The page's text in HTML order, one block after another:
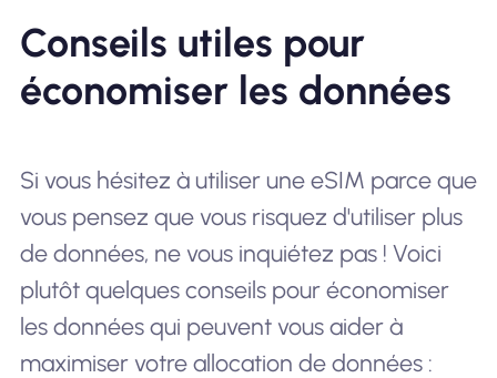
Conseils utiles pour
économiser les données
Si vous hésitez à utiliser une eSIM parce que
vous pensez que vous risquez d'utiliser plus
de données, ne vous inquiétez pas ! Voici
plutôt quelques conseils pour économiser
les données qui peuvent vous aider à
maximiser votre allocation de données :